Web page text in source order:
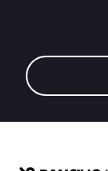
Connect